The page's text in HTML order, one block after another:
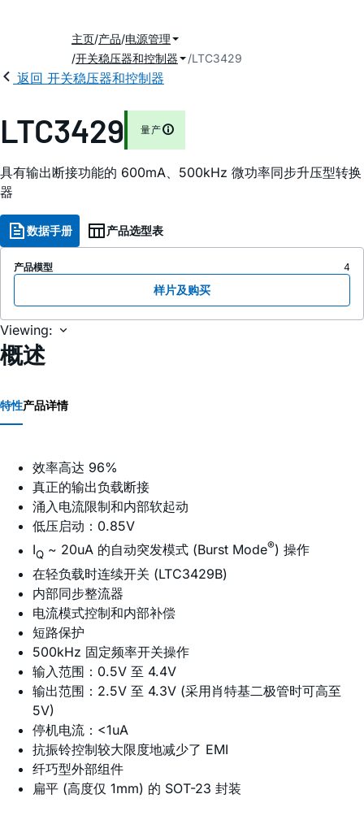
主页 产品 电源管理
开关稳压器和控制器
LTC3429
返回 开关稳压器和控制器
LTC3429 量产
具有输出断接功能的 600mA、500kHz 微功率同步升压型转换
器
数据手册 产品选型表
产品模型 4
样片及购买
Viewing:
概述
特性产品详情
效率高达 96%
真正的输出负载断接
涌入电流限制和内部软起动
低压启动：0.85V
IQ ~ 20uA 的自动突发模式 (Burst Mode®) 操作
在轻负载时连续开关 (LTC3429B)
内部同步整流器
电流模式控制和内部补偿
短路保护
500kHz 固定频率开关操作
输入范围：0.5V 至 4.4V
输出范围：2.5V 至 4.3V (采用肖特基二极管时可高至
5V)
停机电流：<1uA
抗振铃控制较大限度地减少了 EMI
纤巧型外部组件
扁平 (高度仅 1mm) 的 SOT-23 封装